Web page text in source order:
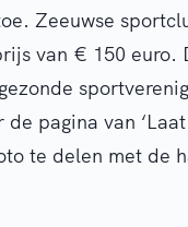
Zeeuwse
van € 150
pagina van
te delen met de